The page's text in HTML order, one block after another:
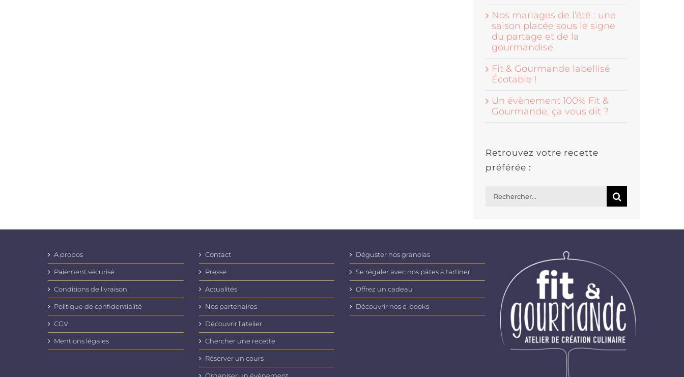
Nos mariages de l’été : une
saison placée sous le signe
du partage et de la
gourmandise
Fit & Gourmande labellisé
Écotable !
Un évènement 100% Fit &
Gourmande, ça vous dit ?
Retrouvez votre recette
préférée :
A propos
Paiement sécurisé
Conditions de livraison
Politique de confidentialité
CGV
Mentions légales
Contact
Presse
Actualités
Nos partenaires
Découvrir l’atelier
Chercher une recette
Réserver un cours
Déguster nos granolas
Se régaler avec nos pâtes à tartiner
Offrez un cadeau
Découvrir nos e-books